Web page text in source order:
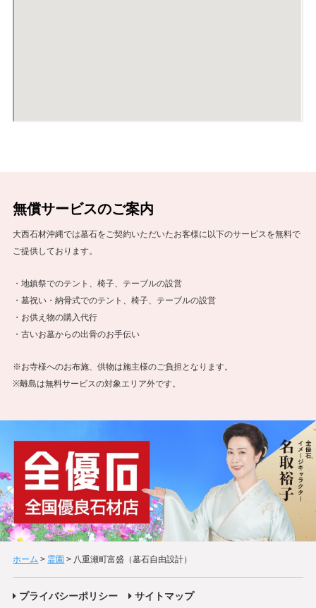
無償サービスのご案内
大西石材沖縄では墓石をご契約いただいたお客様に以下のサービスを無料で
ご提供しております。
・地鎮祭でのテント、椅子、テーブルの設営
・墓祝い・納骨式でのテント、椅子、テーブルの設営
・お供え物の購入代行
・古いお墓からの出骨のお手伝い
※お寺様へのお布施、供物は施主様のご負担となります。
※離島は無料サービスの対象エリア外です。
ホーム > 霊園 > 八重瀬町富盛（墓石自由設計）
プライバシーポリシー サイトマップ